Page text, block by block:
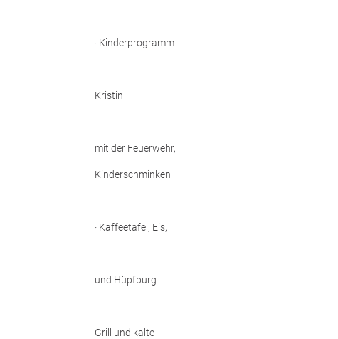
· Kinderprogramm
Kristin
mit der Feuerwehr,
Kinderschminken
· Kaffeetafel, Eis,
und Hüpfburg
Grill und kalte